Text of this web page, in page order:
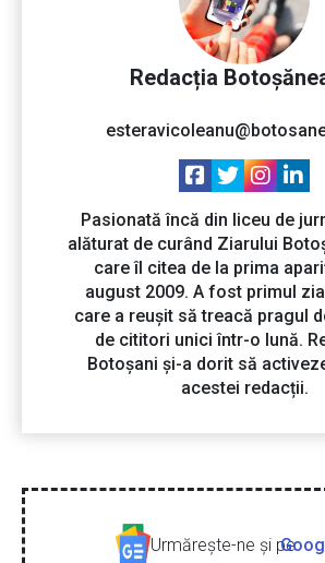
Redacția
Pasionată încă din liceu de
alăturat de curând Ziarului
care îl citea de la prima
august 2009. A fost primul
care a reușit să treacă pragul
de cititori unici într-o lună.
Botoșani și-a dorit să
acestei redacții.
Urmăreşte-ne şi pe